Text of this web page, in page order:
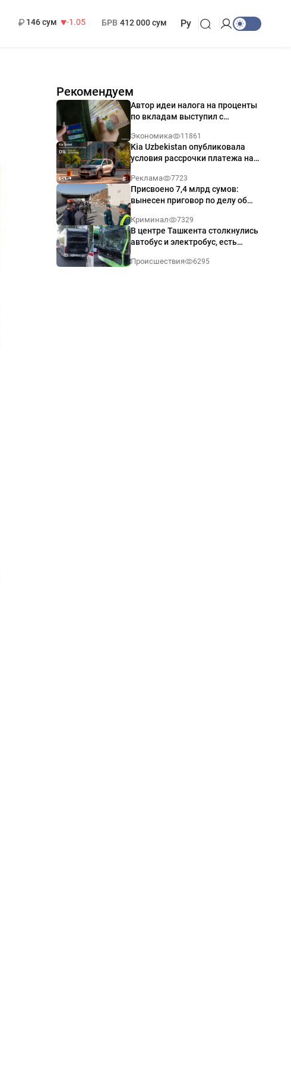
146 сум
-1.05
БРВ 412 000 сум Ру
Рекомендуем
Автор идеи налога на проценты
по вкладам выступил с
Экономика 11861
Kia Uzbekistan опубликовала
условия рассрочки платежа на
годовых
Реклама 7723
Присвоено 7,4 млрд сумов:
вынесен приговор по делу об
Ташкенте
Криминал 7329
В центре Ташкента столкнулись
автобус и электробус, есть
Происшествия 6295